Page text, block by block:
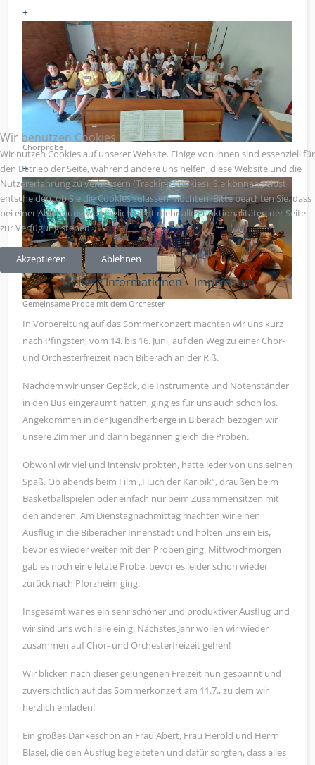
+
Chorprobe
+
Gemeinsame Probe mit dem Orchester
In Vorbereitung auf das Sommerkonzert machten wir uns kurz
nach Pfingsten, vom 14. bis 16. Juni, auf den Weg zu einer Chor-
und Orchesterfreizeit nach Biberach an der Riß.
Nachdem wir unser Gepäck, die Instrumente und Notenständer
in den Bus eingeräumt hatten, ging es für uns auch schon los.
Angekommen in der Jugendherberge in Biberach bezogen wir
unsere Zimmer und dann begannen gleich die Proben.
Obwohl wir viel und intensiv probten, hatte jeder von uns seinen
Spaß. Ob abends beim Film „Fluch der Karibik“, draußen beim
Basketballspielen oder einfach nur beim Zusammensitzen mit
den anderen. Am Dienstagnachmittag machten wir einen
Ausflug in die Biberacher Innenstadt und holten uns ein Eis,
bevor es wieder weiter mit den Proben ging. Mittwochmorgen
gab es noch eine letzte Probe, bevor es leider schon wieder
zurück nach Pforzheim ging.
Insgesamt war es ein sehr schöner und produktiver Ausflug und
wir sind uns wohl alle einig: Nächstes Jahr wollen wir wieder
zusammen auf Chor- und Orchesterfreizeit gehen!
Wir blicken nach dieser gelungenen Freizeit nun gespannt und
zuversichtlich auf das Sommerkonzert am 11.7., zu dem wir
herzlich einladen!
Ein großes Dankeschön an Frau Abert, Frau Herold und Herrn
Blasel, die den Ausflug begleiteten und dafür sorgten, dass alles
Wir benutzen Cookies
Wir nutzen Cookies auf unserer Website. Einige von ihnen sind essenziell für
den Betrieb der Seite, während andere uns helfen, diese Website und die
Nutzererfahrung zu verbessern (Tracking Cookies). Sie können selbst
entscheiden, ob Sie die Cookies zulassen möchten. Bitte beachten Sie, dass
bei einer Ablehnung womöglich nicht mehr alle Funktionalitäten der Seite
zur Verfügung stehen.
Akzeptieren Ablehnen
Weitere Informationen| Impressum